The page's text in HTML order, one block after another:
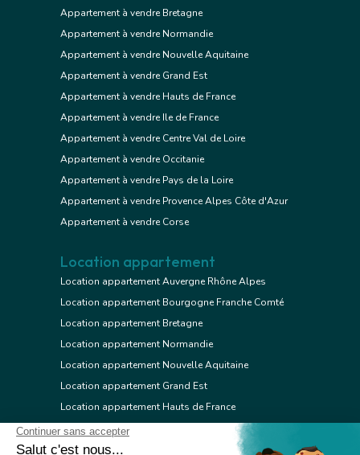
Appartement à vendre Bretagne
Appartement à vendre Normandie
Appartement à vendre Nouvelle Aquitaine
Appartement à vendre Grand Est
Appartement à vendre Hauts de France
Appartement à vendre Ile de France
Appartement à vendre Centre Val de Loire
Appartement à vendre Occitanie
Appartement à vendre Pays de la Loire
Appartement à vendre Provence Alpes Côte d'Azur
Appartement à vendre Corse
Location appartement
Location appartement Auvergne Rhône Alpes
Location appartement Bourgogne Franche Comté
Location appartement Bretagne
Location appartement Normandie
Location appartement Nouvelle Aquitaine
Location appartement Grand Est
Location appartement Hauts de France
Location appartement Ile de France
Location appartement Centre Val de Loire